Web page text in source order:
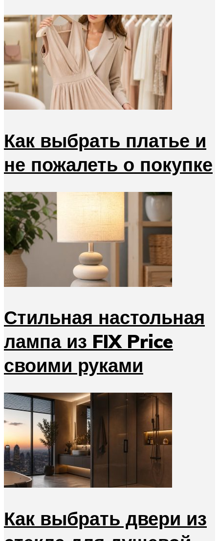
Как выбрать платье и
не пожалеть о покупке
Стильная настольная
лампа из FIX Price
своими руками
Как выбрать двери из